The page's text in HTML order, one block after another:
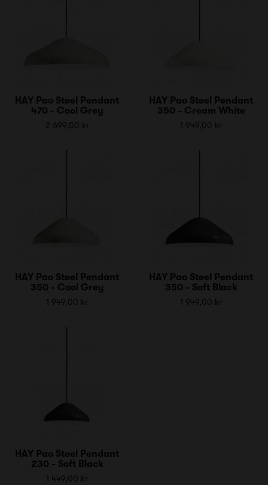
HAY Pao Steel Pendant
470 - Cool Grey
2 699,00 kr
HAY Pao Steel Pendant
350 - Cream White
1 949,00 kr
HAY Pao Steel Pendant
350 - Cool Grey
1 949,00 kr
HAY Pao Steel Pendant
350 - Soft Black
1 949,00 kr
HAY Pao Steel Pendant
230 - Soft Black
1 449,00 kr